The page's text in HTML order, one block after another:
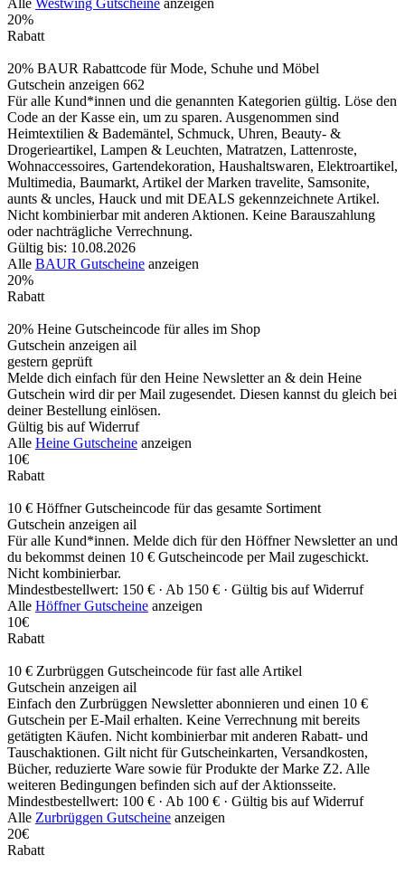
Alle Westwing Gutscheine anzeigen
20%
Rabatt
20% BAUR Rabattcode für Mode, Schuhe und Möbel
Gutschein anzeigen 662
Für alle Kund*innen und die genannten Kategorien gültig. Löse den
Code an der Kasse ein, um zu sparen. Ausgenommen sind
Heimtextilien & Bademäntel, Schmuck, Uhren, Beauty- &
Drogerieartikel, Lampen & Leuchten, Matratzen, Lattenroste,
Wohnaccessoires, Gartendekoration, Haushaltswaren, Elektroartikel,
Multimedia, Baumarkt, Artikel der Marken travelite, Samsonite,
aunts & uncles, Hauck und mit DEALS gekennzeichnete Artikel.
Nicht kombinierbar mit anderen Aktionen. Keine Barauszahlung
oder nachträgliche Verrechnung.
Gültig bis: 10.08.2026
Alle BAUR Gutscheine anzeigen
20%
Rabatt
20% Heine Gutscheincode für alles im Shop
Gutschein anzeigen ail
gestern geprüft
Melde dich einfach für den Heine Newsletter an & dein Heine
Gutschein wird dir per Mail zugesendet. Diesen kannst du gleich bei
deiner Bestellung einlösen.
Gültig bis auf Widerruf
Alle Heine Gutscheine anzeigen
10€
Rabatt
10 € Höffner Gutscheincode für das gesamte Sortiment
Gutschein anzeigen ail
Für alle Kund*innen. Melde dich für den Höffner Newsletter an und
du bekommst deinen 10 € Gutscheincode per Mail zugeschickt.
Nicht kombinierbar.
Mindestbestellwert: 150 € · Ab 150 € · Gültig bis auf Widerruf
Alle Höffner Gutscheine anzeigen
10€
Rabatt
10 € Zurbrüggen Gutscheincode für fast alle Artikel
Gutschein anzeigen ail
Einfach den Zurbrüggen Newsletter abonnieren und einen 10 €
Gutschein per E-Mail erhalten. Keine Verrechnung mit bereits
getätigten Käufen. Nicht kombinierbar mit anderen Rabatt- und
Tauschaktionen. Gilt nicht für Gutscheinkarten, Versandkosten,
Bücher, reduzierte Ware sowie für Produkte der Marke Z2. Alle
weiteren Bedingungen befinden sich auf der Aktionsseite.
Mindestbestellwert: 100 € · Ab 100 € · Gültig bis auf Widerruf
Alle Zurbrüggen Gutscheine anzeigen
20€
Rabatt